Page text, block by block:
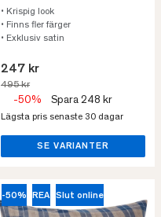
• Krispig look
• Finns fler färger
• Exklusiv satin
247 kr
495 kr
-50% Spara 248 kr
Lägsta pris senaste 30 dagar
SE VARIANTER
-50% REA Slut online